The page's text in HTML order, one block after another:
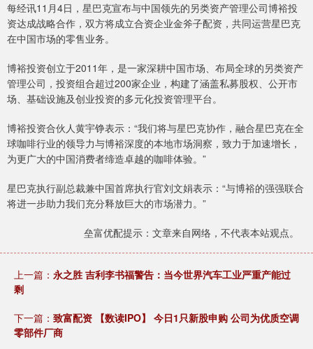
每经讯11月4日，星巴克宣布与中国领先的另类资产管理公司博裕投
资达成战略合作，双方将成立合资企业金斧子配资，共同运营星巴克
在中国市场的零售业务。
博裕投资创立于2011年，是一家深耕中国市场、布局全球的另类资产
管理公司，投资组合超过200家企业，构建了涵盖私募股权、公开市
场、基础设施及创业投资的多元化投资管理平台。
博裕投资合伙人黄宇铮表示：“我们将与星巴克协作，融合星巴克在全
球咖啡行业的领导力与博裕深度的本地市场洞察，致力于加速增长，
为更广大的中国消费者缔造卓越的咖啡体验。”
星巴克执行副总裁兼中国首席执行官刘文娟表示：“与博裕的强强联合
将进一步助力我们充分释放巨大的市场潜力。”
垒富优配提示：文章来自网络，不代表本站观点。
上一篇： 永之胜 吉利李书福警告：当今世界汽车工业严重产能过
剩
下一篇： 致富配资 【数读IPO】 今日1只新股申购 公司为优质空调
零部件厂商